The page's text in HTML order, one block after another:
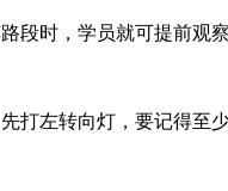
段时，学员就可提前观
打左转向灯，要记得至